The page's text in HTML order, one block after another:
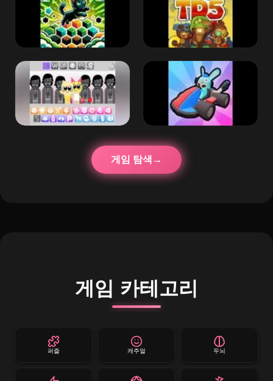
게임 탐색
게임 카테고리
퍼즐 캐주얼 두뇌